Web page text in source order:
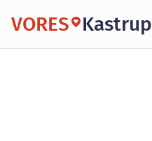
VORES Kastrup